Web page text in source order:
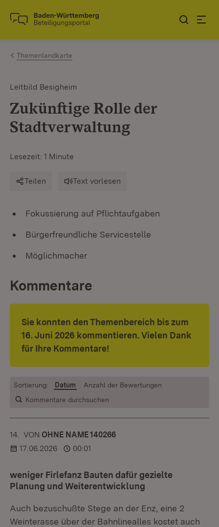
Zum Inhalt springen
Link zur Startseite
Themenlandkarte
Leitbild Besigheim
Zukünftige Rolle der
Stadtverwaltung
Lesezeit: 1 Minute
Teilen Text vorlesen
Fokussierung auf Pflichtaufgaben
Bürgerfreundliche Servicestelle
Möglichmacher
Kommentare
Sie konnten den Themenbereich bis zum
16. Juni 2026 kommentieren. Vielen Dank
für Ihre Kommentare!
Kommentare durchsuchen
Sortierung: Datum Anzahl der Bewertungen
14. KOMMENTAR
VON :OHNE NAME 140266
17.06.2026
00:01
weniger Firlefanz Bauten dafür gezielte
Planung und Weiterentwicklung
Auch bezuschußte Stege an der Enz, eine 2
Weinterasse über der Bahnlinealles kostet auch